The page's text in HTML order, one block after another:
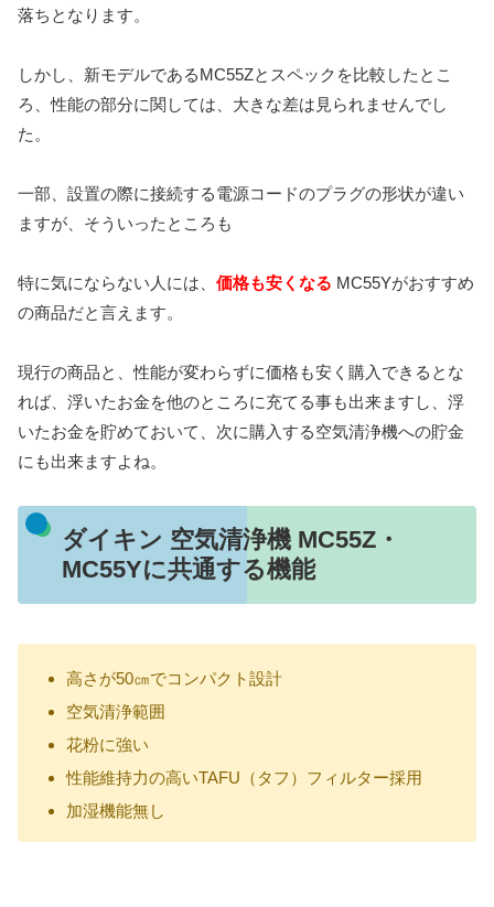
落ちとなります。
しかし、新モデルであるMC55Zとスペックを比較したとこ
ろ、性能の部分に関しては、 大きな差は見られませんでし
た。
一部、設置の際に接続する電源コードのプラグの形状が違い
ますが、そういったところも
特に気にならない人には、 価格も安くなる MC55Yがおすすめ
の商品だと言えます。
現行の商品と、性能が変わらずに価格も安く購入できるとな
れば、浮いたお金を他のところに充てる事も出来ますし、浮
いたお金を貯めておいて、次に購入する空気清浄機への貯金
にも出来ますよね。
ダイキン 空気清浄機 MC55Z・
MC55Yに共通する機能
高さが50㎝でコンパクト設計
空気清浄範囲
花粉に強い
性能維持力の高いTAFU（タフ）フィルター採用
加湿機能無し